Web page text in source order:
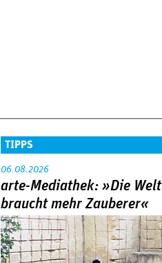
TIPPS
06.08.2026
arte-Mediathek: »Die Welt
braucht mehr Zauberer«